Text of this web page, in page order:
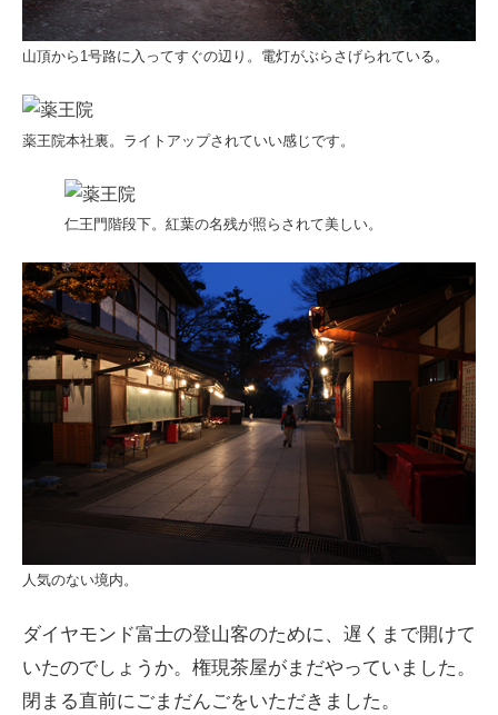
山頂から1号路に入ってすぐの辺り。電灯がぶらさげられている。
薬王院本社裏。ライトアップされていい感じです。
仁王門階段下。紅葉の名残が照らされて美しい。
人気のない境内。
ダイヤモンド富士の登山客のために、遅くまで開けて
いたのでしょうか。権現茶屋がまだやっていました。
閉まる直前にごまだんごをいただきました。